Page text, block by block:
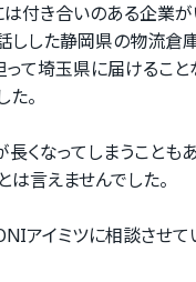
は付き合いのある企業が
しした静岡県の物流倉
って埼玉県に届けること
。
くなってしまうことも
は言えませんでした。
アイミツに相談させ